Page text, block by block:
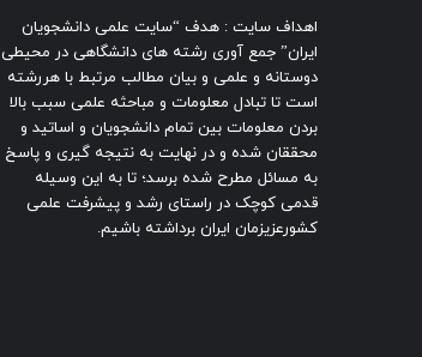
اهداف سایت : هدف “سایت علمی دانشجویان
ایران” جمع آوری رشته های دانشگاهی در محیطی
دوستانه و علمی و بیان مطالب مرتبط با هررشته
است تا تبادل معلومات و مباحثه علمی سبب بالا
بردن معلومات بین تمام دانشجویان و اساتید و
محققان شده و در نهایت به نتیجه گیری و پاسخ
به مسائل مطرح شده برسد؛ تا به این وسیله
قدمی کوچک در راستای رشد و پیشرفت علمی
کشورعزیزمان ایران برداشته باشیم.